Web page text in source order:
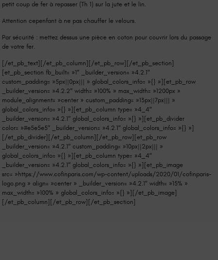
petit coup de fer à repasser (Th 1) sur la jute et le lin.
Attention cepenfant à ne pas chauffer le velours.
Par sécurité : mettez dessus une pièce en coton pour couvrir lors du passage
de votre fer.
[/et_pb_text][/et_pb_column][/et_pb_row][/et_pb_section]
[et_pb_section fb_built= »1″ _builder_version= »4.2.1″
custom_padding= »5px||0px||| » global_colors_info= »{} »][et_pb_row
_builder_version= »4.2.2″ width= »100% » max_width= »1200px »
module_alignment= »center » custom_padding= »13px||7px||| »
global_colors_info= »{} »][et_pb_column type= »4_4″
_builder_version= »4.2.1″ global_colors_info= »{} »][et_pb_divider
color= »#e5e5e5″ _builder_version= »4.2.1″ global_colors_info= »{} »]
[/et_pb_divider][/et_pb_column][/et_pb_row][et_pb_row
_builder_version= »4.2.1″ custom_padding= »10px||2px||| »
global_colors_info= »{} »][et_pb_column type= »4_4″
_builder_version= »4.2.1″ global_colors_info= »{} »][et_pb_image
src= »https://www.cofinparis.com/wp-content/uploads/2020/01/cofinparis-
logo.png » align= »center » _builder_version= »4.2.1″ width= »15% »
max_width= »100% » global_colors_info= »{} »][/et_pb_image]
[/et_pb_column][/et_pb_row][/et_pb_section]